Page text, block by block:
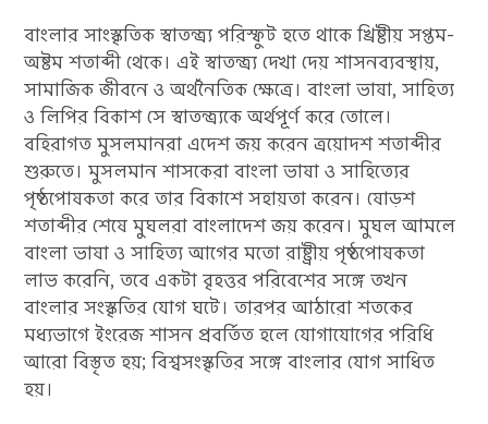
বাংলার সাংস্কৃতিক স্বাতন্ত্র্য পরিস্ফুট হতে থাকে খ্রিষ্টীয় সপ্তম-
অষ্টম শতাব্দী থেকে। এই স্বাতন্ত্র্য দেখা দেয় শাসনব্যবস্থায়,
সামাজিক জীবনে ও অর্থনৈতিক ক্ষেত্রে। বাংলা ভাষা, সাহিত্য
ও লিপির বিকাশ সে স্বাতন্ত্র্যকে অর্থপূর্ণ করে তোলে।
বহিরাগত মুসলমানরা এদেশ জয় করেন ত্রয়োদশ শতাব্দীর
শুরুতে। মুসলমান শাসকেরা বাংলা ভাষা ও সাহিত্যের
পৃষ্ঠপোষকতা করে তার বিকাশে সহায়তা করেন। ষোড়শ
শতাব্দীর শেষে মুঘলরা বাংলাদেশ জয় করেন। মুঘল আমলে
বাংলা ভাষা ও সাহিত্য আগের মতো রাষ্ট্রীয় পৃষ্ঠপোষকতা
লাভ করেনি, তবে একটা বৃহত্তর পরিবেশের সঙ্গে তখন
বাংলার সংস্কৃতির যোগ ঘটে। তারপর আঠারো শতকের
মধ্যভাগে ইংরেজ শাসন প্রবর্তিত হলে যোগাযোগের পরিধি
আরো বিস্তৃত হয়; বিশ্বসংস্কৃতির সঙ্গে বাংলার যোগ সাধিত
হয়।